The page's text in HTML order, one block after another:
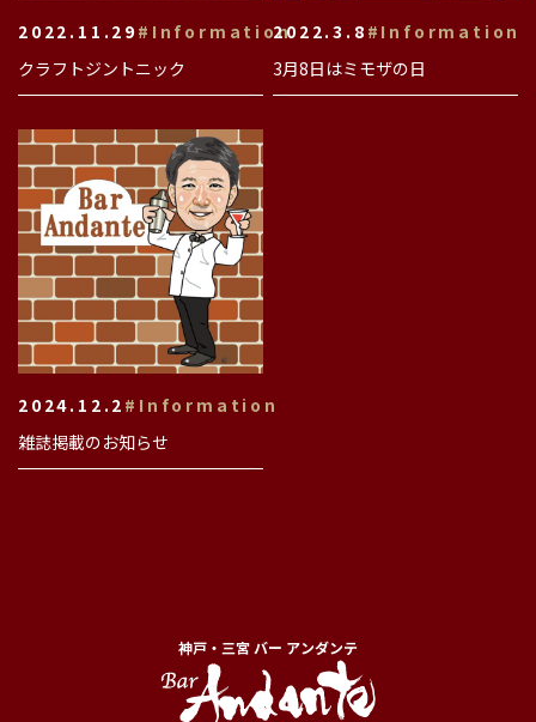
2022.11.29 #Information
クラフトジントニック
2022.3.8 #Information
3月8日はミモザの日
2024.12.2 #Information
雑誌掲載のお知らせ
神戸・三宮 バー アンダンテ